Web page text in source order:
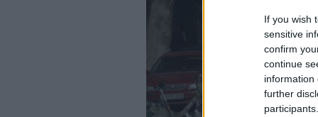
If you wish
sensitive
confirm
continue
information
further